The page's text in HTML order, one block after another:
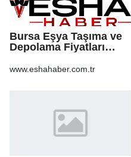
Bursa Eşya Taşıma ve
Depolama Fiyatları
İçin Bilinmesi
www.eshahaber.com.tr